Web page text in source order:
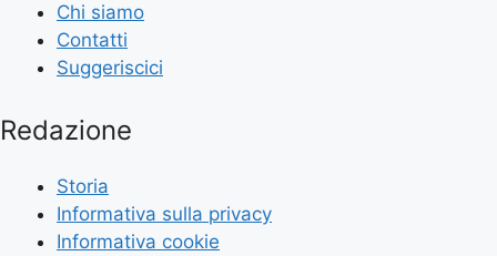
Chi siamo
Contatti
Suggeriscici
Redazione
Storia
Informativa sulla privacy
Informativa cookie